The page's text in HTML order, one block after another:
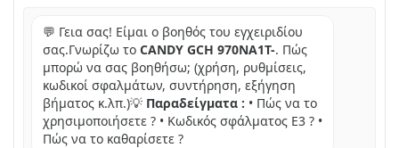
💬 Γεια σας! Είμαι ο βοηθός του εγχειριδίου
σας.Γνωρίζω το CANDY GCH 970NA1T-. Πώς
μπορώ να σας βοηθήσω; (χρήση, ρυθμίσεις,
κωδικοί σφαλμάτων, συντήρηση, εξήγηση
βήματος κ.λπ.)💡 Παραδείγματα : • Πώς να το
χρησιμοποιήσετε ? • Κωδικός σφάλματος E3 ? •
Πώς να το καθαρίσετε ?